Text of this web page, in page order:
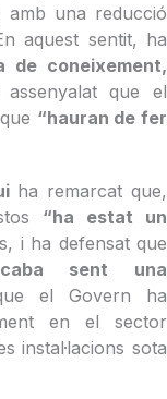
amb una reducció
aquest sentit, ha
de coneixement,
que el
“hauran de fer
ha remarcat que,
“ha estat un
i ha defensat que
sent una
el Govern ha
en el sector
instal·lacions sota